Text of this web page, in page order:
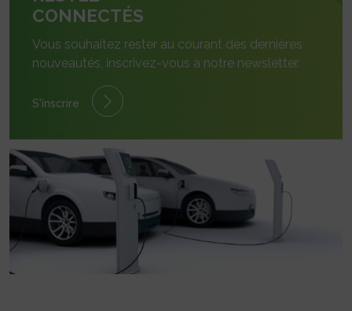
CONNECTÉS
Vous souhaitez rester au courant des dernières
nouveautés, inscrivez-vous à notre newsletter.
S'inscrire